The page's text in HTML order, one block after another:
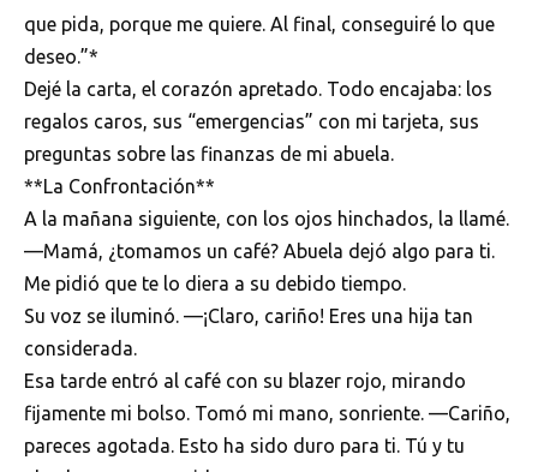
que pida, porque me quiere. Al final, conseguiré lo que
deseo.”*
Dejé la carta, el corazón apretado. Todo encajaba: los
regalos caros, sus “emergencias” con mi tarjeta, sus
preguntas sobre las finanzas de mi abuela.
**La Confrontación**
A la mañana siguiente, con los ojos hinchados, la llamé.
—Mamá, ¿tomamos un café? Abuela dejó algo para ti.
Me pidió que te lo diera a su debido tiempo.
Su voz se iluminó. —¡Claro, cariño! Eres una hija tan
considerada.
Esa tarde entró al café con su blazer rojo, mirando
fijamente mi bolso. Tomó mi mano, sonriente. —Cariño,
pareces agotada. Esto ha sido duro para ti. Tú y tu